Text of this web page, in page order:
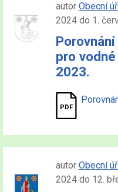
autor Obecní
2024 do 1.
pro
2023.
autor Obecní
2024 do 12.